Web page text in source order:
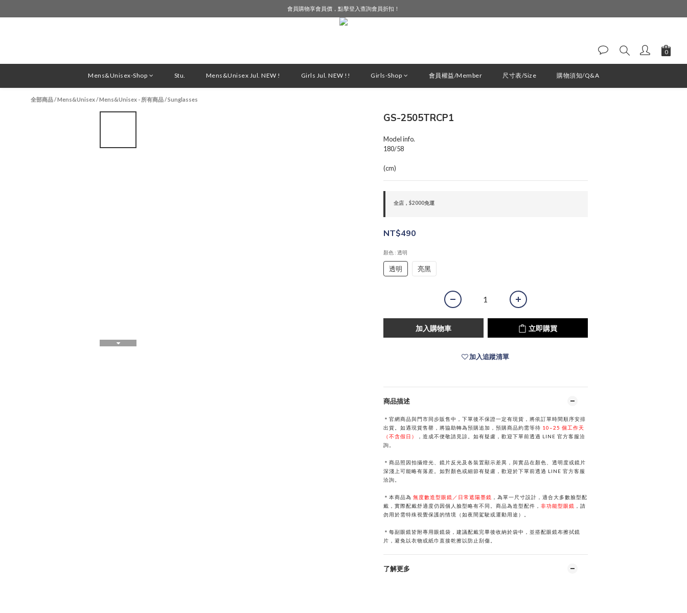
LINE好友募集中，加入就送購物金$50！
會員購物享會員價，點擊登入查詢會員折扣！
LINE好友募集中，加入就送購物金$50！
Mens&Unisex-Shop Stu. Mens&Unisex Jul. NEW ! Girls Jul. NEW !! Girls-Shop 會員權益/Member 尺寸表/Size 購物須知/Q&A
全部商品/Mens&Unisex/Mens&Unisex - 所有商品/Sunglasses
GS-2505TRCP1
Model info.
180/58
(cm)
全店，$2000免運
NT$490
顏色 : 透明
透明 亮黑
加入購物車 立即購買
加入追蹤清單
商品描述
＊官網商品與門市同步販售中，下單後不保證一定有現貨，將依訂單時間順序安排
出貨。如遇現貨售罄，將協助轉為預購追加，預購商品約需等待 10–25 個工作天
（不含假日）
，造成不便敬請見諒。如有疑慮，歡迎下單前透過 LINE 官方客服洽
詢。
＊商品照因拍攝燈光、鏡片反光及各裝置顯示差異，與實品在顏色、透明度或鏡片
深淺上可能略有落差。如對顏色或細節有疑慮，歡迎於下單前透過 LINE 官方客服
洽詢。
＊本商品為 無度數造型眼鏡／日常遮陽墨鏡 ，為單一尺寸設計，適合大多數臉型配
戴，實際配戴舒適度仍因個人臉型略有不同。商品為造型配件， 非功能型眼鏡 ，請
勿用於需特殊視覺保護的情境（如夜間駕駛或運動用途）。
＊每副眼鏡皆附專用眼鏡袋，建議配戴完畢後收納於袋中，並搭配眼鏡布擦拭鏡
片，避免以衣物或紙巾直接乾擦以防止刮傷。
了解更多